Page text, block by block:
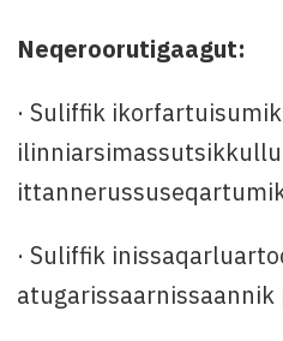
Neqeroorutigaagut:
· Suliffik ikorfartuisumik
ilinniarsimassutsikkullu
· Suliffik